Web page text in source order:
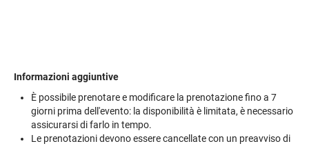
Informazioni aggiuntive
È possibile prenotare e modificare la prenotazione fino a 7
giorni prima dell'evento: la disponibilità è limitata, è necessario
assicurarsi di farlo in tempo.
Le prenotazioni devono essere cancellate con un preavviso di